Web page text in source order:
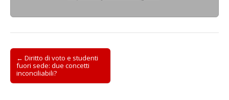
Post
navigation
← Diritto di voto e studenti
fuori sede: due concetti
inconciliabili?